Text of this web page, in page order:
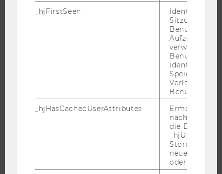
ANGEBOTE FÜR SCHULEN UND STUDIENINTERESSIERTE
FORSCHUNGSPORTAL
FORSCHENDE
_hjFirstSeen
Identifiziert
Sitzung eines
Benutzers.
verwendet,
identifizieren.
Verlängert
_hjHasCachedUserAttributes
Ermöglicht
die Daten in
Storage auf
neuesten
oder nicht.